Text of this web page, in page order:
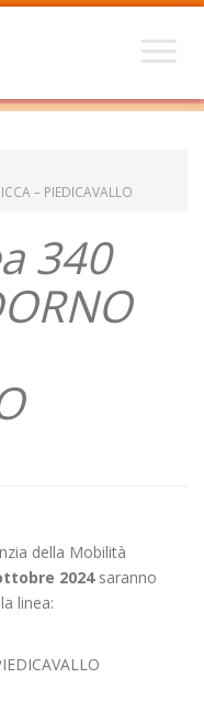
– PIEDICAVALLO
340
della Mobilità
2024saranno
linea: